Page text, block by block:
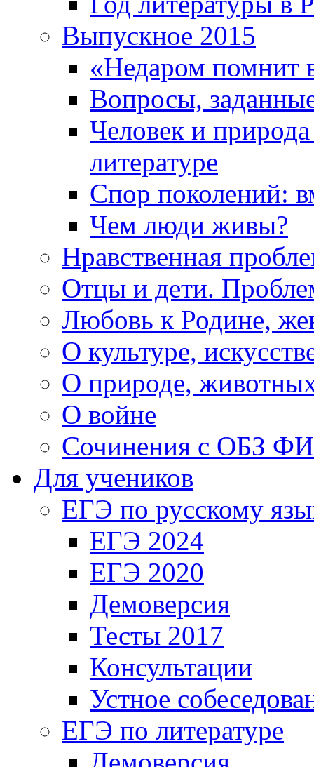
Выпускное 2015
«Недаром помнит
Вопросы,
Человек и
литературе
Спор поколений:
Чем люди живы?
Нравственная
Отцы и дети.
Любовь к Родине,
О культуре,
О природе,
О войне
Сочинения с ОБЗ
Для учеников
ЕГЭ по русскому
ЕГЭ 2024
ЕГЭ 2020
Демоверсия
Тесты 2017
Консультации
Устное
ЕГЭ по литературе